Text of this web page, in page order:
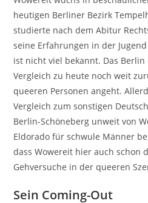
heutigen Berliner Bezirk
studierte nach dem Abitur
seine Erfahrungen in der
ist nicht viel bekannt. Das
Vergleich zu heute noch weit
queeren Personen angeht.
Vergleich zum sonstigen
Berlin-Schöneberg unweit von
Eldorado für schwule Männer
dass Wowereit hier auch schon
Gehversuche in der queeren
Sein Coming-Out